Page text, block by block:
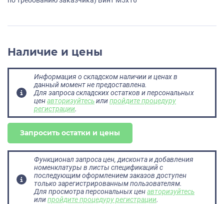
Наличие и цены
Информация о складском наличии и ценах в
данный момент не предоставлена.
Для запроса складских остатков и персональных
ценавторизуйтесьилипройдите процедуру
регистрации.
Запросить остатки и цены
Функционал запроса цен, дисконта и добавления
номенклатуры в листы спецификаций с
последующим оформлением заказов доступен
только зарегистрированным пользователям.
Для просмотра персональных ценавторизуйтесь
илипройдите процедуру регистрации.